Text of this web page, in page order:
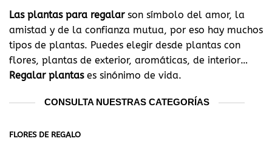
Las plantas para regalarson símbolo del amor, la
amistad y de la confianza mutua, por eso hay muchos
tipos de plantas. Puedes elegir desde plantas con
flores, plantas de exterior, aromáticas, de interior…
Regalar plantases sinónimo de vida.
CONSULTA NUESTRAS CATEGORÍAS
FLORES DE REGALO